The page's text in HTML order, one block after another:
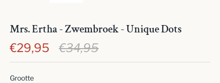
Mrs. Ertha - Zwembroek - Unique Dots
€29,95
€34,95
Grootte